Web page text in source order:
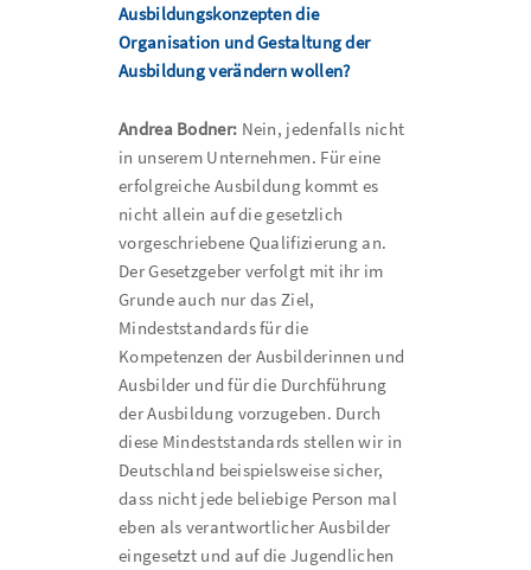
Ausbildungskonzepten die
Organisation und Gestaltung der
Ausbildung verändern wollen?
Andrea Bodner: Nein, jedenfalls nicht
in unserem Unternehmen. Für eine
erfolgreiche Ausbildung kommt es
nicht allein auf die gesetzlich
vorgeschriebene Qualifizierung an.
Der Gesetzgeber verfolgt mit ihr im
Grunde auch nur das Ziel,
Mindeststandards für die
Kompetenzen der Ausbilderinnen und
Ausbilder und für die Durchführung
der Ausbildung vorzugeben. Durch
diese Mindeststandards stellen wir in
Deutschland beispielsweise sicher,
dass nicht jede beliebige Person mal
eben als verantwortlicher Ausbilder
eingesetzt und auf die Jugendlichen